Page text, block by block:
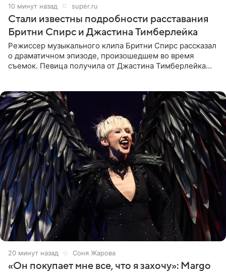
10 минут назад super.ru
Стали известны подробности расставания
Бритни Спирс и Джастина Тимберлейка
Режиссер музыкального клипа Бритни Спирс рассказал
о драматичном эпизоде, произошедшем во время
съемок. Певица получила от Джастина Тимберлейка
20 минут назад Соня Жарова
«Он покупает мне все, что я захочу»: Margo